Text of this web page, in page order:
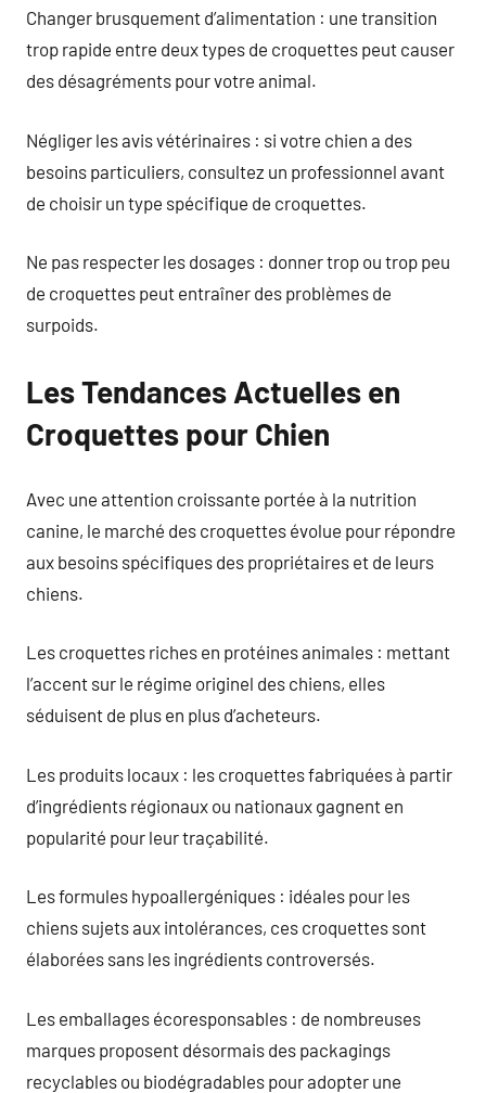
Changer brusquement d’alimentation : une transition
trop rapide entre deux types de croquettes peut causer
des désagréments pour votre animal.
Négliger les avis vétérinaires : si votre chien a des
besoins particuliers, consultez un professionnel avant
de choisir un type spécifique de croquettes.
Ne pas respecter les dosages : donner trop ou trop peu
de croquettes peut entraîner des problèmes de
surpoids.
Les Tendances Actuelles en
Croquettes pour Chien
Avec une attention croissante portée à la nutrition
canine, le marché des croquettes évolue pour répondre
aux besoins spécifiques des propriétaires et de leurs
chiens.
Les croquettes riches en protéines animales : mettant
l’accent sur le régime originel des chiens, elles
séduisent de plus en plus d’acheteurs.
Les produits locaux : les croquettes fabriquées à partir
d’ingrédients régionaux ou nationaux gagnent en
popularité pour leur traçabilité.
Les formules hypoallergéniques : idéales pour les
chiens sujets aux intolérances, ces croquettes sont
élaborées sans les ingrédients controversés.
Les emballages écoresponsables : de nombreuses
marques proposent désormais des packagings
recyclables ou biodégradables pour adopter une